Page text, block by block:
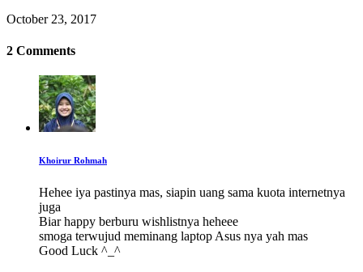
October 23, 2017
2 Comments
Khoirur Rohmah
Hehee iya pastinya mas, siapin uang sama kuota internetnya
juga
Biar happy berburu wishlistnya heheee
smoga terwujud meminang laptop Asus nya yah mas
Good Luck ^_^